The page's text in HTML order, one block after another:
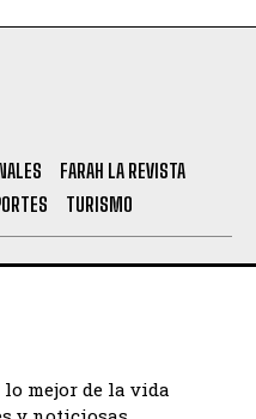
FARAH LA REVISTA
TURISMO
mejor de la vida